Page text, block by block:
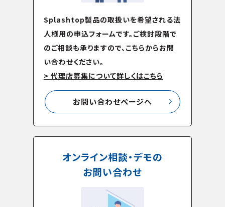
Splashtop製品の取扱いを希望される法
人様用の申込フォームです。ご検討段階で
のご相談も承りますので、こちらからお問
い合わせください。
> 代理店募集について詳しくはこちら
お問い合わせページへ
オンライン相談・デモの
お問い合わせ